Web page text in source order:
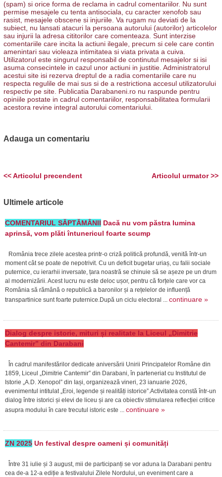
(spam) si orice forma de reclama in cadrul comentariilor. Nu sunt
permise mesajele cu tenta antisociala, cu caracter xenofob sau
rasist, mesajele obscene si injuriile. Va rugam nu deviati de la
subiect, nu lansati atacuri la persoana autorului (autorilor) articolelor
sau injurii la adresa cititorilor care comenteaza. Sunt interzise
comentariile care incita la actiuni ilegale, precum si cele care contin
amenintari sau violeaza intimitatea si viata privata a cuiva.
Utilizatorul este singurul responsabil de continutul mesajelor si isi
asuma consecintele in cazul unor actiuni in justitie. Administratorul
acestui site isi rezerva dreptul de a radia comentariile care nu
respecta regulile de mai sus si de a restrictiona accesul utilizatorului
respectiv pe site. Publicatia Darabaneni.ro nu raspunde pentru
opiniile postate in cadrul comentariilor, responsabilitatea formularii
acestora revine integral autorului comentariului.
Adauga un comentariu
Articolul urmator >>
<< Articolul precendent
Ultimele articole
COMENTARIUL SĂPTĂMÂNII Dacă nu vom păstra lumina
aprinsă, vom plăti întunericul foarte scump
România trece zilele acestea printr-o criză politică profundă, venită într-un
moment cât se poate de nepotrivit. Cu un deficit bugetar uriaș, cu falii sociale
puternice, cu ierarhii inversate, țara noastră se chinuie să se așeze pe un drum
al modernizării. Acest lucru nu este deloc ușor, pentru că forțele care vor ca
România să rămână o republică a baronilor și a rețelelor de influență
transpartinice sunt foarte puternice.După un ciclu electoral ... continuare »
Dialog despre istorie, mituri și realitate la Liceul „Dimitrie
Cantemir” din Darabani
În cadrul manifestărilor dedicate aniversării Unirii Principatelor Române din
1859, Liceul „Dimitrie Cantemir” din Darabani, în parteneriat cu Institutul de
Istorie „A.D. Xenopol” din Iași, organizează vineri, 23 ianuarie 2026,
evenimentul intitulat „Eroi, legende și realități istorice”.Activitatea constă într-un
dialog între istorici și elevi de liceu și are ca obiectiv stimularea reflecției critice
asupra modului în care trecutul istoric este ... continuare »
ZN 2025Un festival despre oameni și comunități
Între 31 iulie și 3 august, mii de participanți se vor aduna la Darabani pentru
cea de-a 12-a ediție a festivalului Zilele Nordului, un eveniment care a